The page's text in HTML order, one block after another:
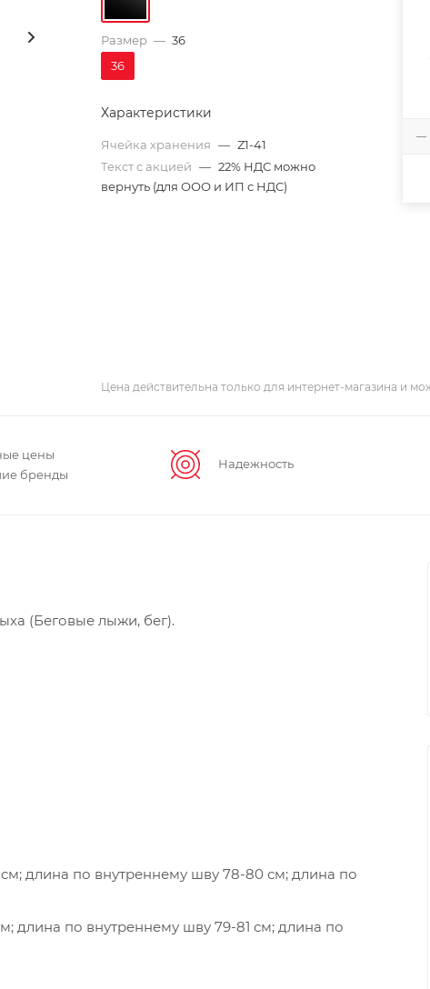
Размер — 36
36
Характеристики
Ячейка хранения — Z1-41
Текст с акцией — 22% НДС можно
вернуть (для ООО и ИП с НДС)
Цена действительна только для интернет-магазина и
цены
бренды
Надежность
(Беговые лыжи, бег).
см; длина по внутреннему шву 78-80 см; длина по
длина по внутреннему шву 79-81 см; длина по